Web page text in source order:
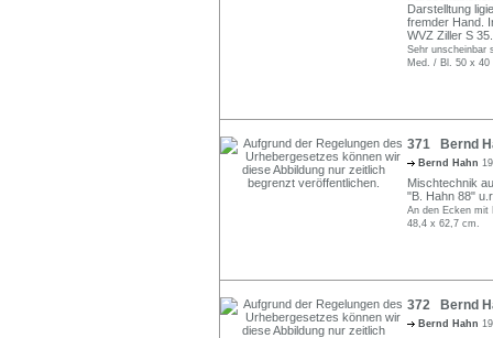
Darstelltung
fremder Hand.
WVZ Ziller S 35.
Sehr unscheinbar
Med. / Bl. 50 x
371 Bernd
Bernd Hahn
Mischtechnik
"B. Hahn 88"
An den Ecken mit
48,4 x 62,7 cm.
372 Bernd
Bernd Hahn